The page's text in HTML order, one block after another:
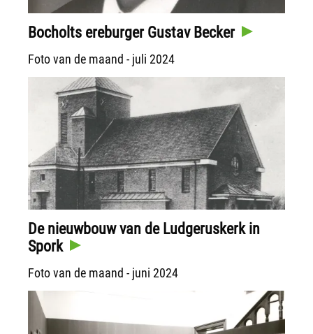
Bocholts ereburger Gustav Becker
Foto van de maand - juli 2024
De nieuwbouw van de Ludgeruskerk in
Spork
Foto van de maand - juni 2024